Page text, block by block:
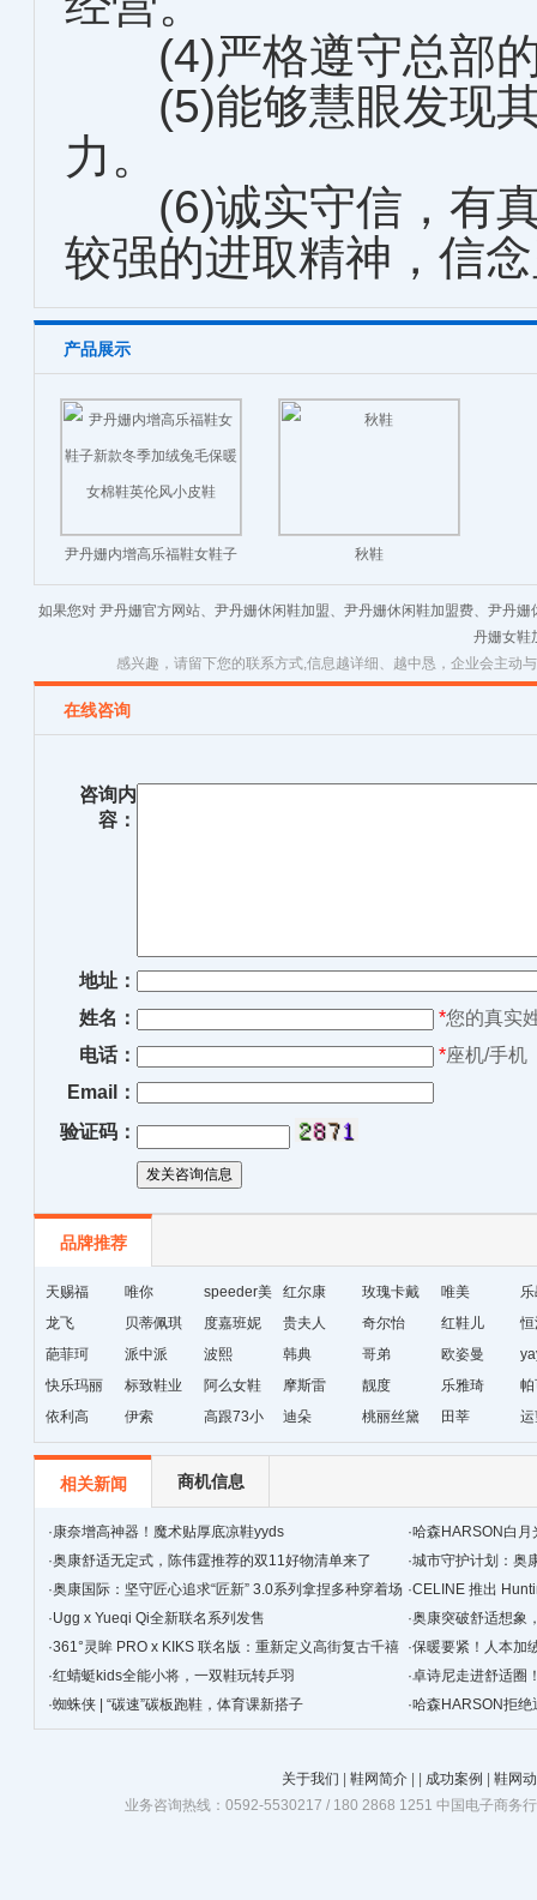
(4)严格遵守总部的
(5)能够慧眼发现其
力。
(6)诚实守信，有真
较强的进取精神，信
产品展示
尹丹姗内增高乐福鞋女鞋子
新款冬季加绒兔毛保暖女棉
秋鞋
如果您对 尹丹姗官方网站、尹丹姗休闲鞋加盟、尹丹姗休闲鞋加盟费、尹丹
丹姗女鞋
感兴趣，请留下您的联系方式,信息越详细、越中恳，企业会主动
在线咨询
咨询内
容：
地址：
姓名：
*您的真实
电话：
*座机/手机
Email：
验证码：
品牌推荐
天赐福 唯你
speeder美
国暴龙
红尔康
玫瑰卡戴
尔
唯美
龙飞
贝蒂佩琪 度嘉班妮 贵夫人 奇尔怡 红鞋儿
葩菲珂
派中派 波熙 韩典 哥弟 欧姿曼
快乐玛丽
标致鞋业 阿么女鞋 摩斯雷 靓度 乐雅琦
依利高
伊索
高跟73小
时
迪朵 桃丽丝黛 田莘
相关新闻 商机信息
·康奈增高神器！魔术贴厚底凉鞋yyds ·哈森HARSON白月
鞋！
·奥康舒适无定式，陈伟霆推荐的双11好物清单来了 ·城市守护计划：奥
·奥康国际：坚守匠心追求“匠新” 3.0系列拿捏多种穿着场
景
·CELINE 推出
·Ugg x Yueqi Qi全新联名系列发售 ·奥康突破舒适想象
·361°灵眸 PRO x KIKS 联名版：重新定义高街复古千禧
跑鞋
·保暖要紧！人本加
·红蜻蜓kids全能小将，一双鞋玩转乒羽 ·卓诗尼走进舒适圈
·蜘蛛侠 | “碳速”碳板跑鞋，体育课新搭子 ·哈森HARSON拒绝
关于我们 鞋网简介 成功案例
鞋网
业务咨询热线：0592-5530217 / 180 2868 1251 中国电子商务